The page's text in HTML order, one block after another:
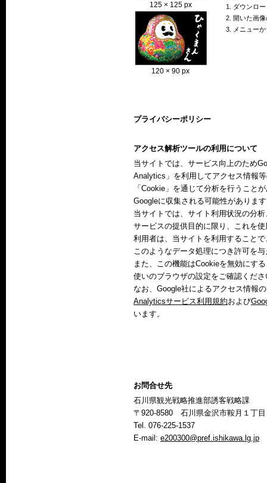
125 × 125 px
120 × 90 px
1. ダウンロ
2. 開いた画
3. メニュー
プライバシーポリシー
アクセス解析ツールの利用について
当サイトでは、サービス向上のため
Analytics」を利用してアクセス情報
「Cookie」を通じて分析を行うこと
Googleに収集される可能性がありま
当サイトでは、サイト利用状況の分
サービスの提供目的に限り、これを
利用者は、当サイトを利用すること
このようなデータ処理につき許可を
また、この機能はCookieを無効にす
使いのブラウザの設定をご確認くださ
なお、Google社によるアクセス情報
Analyticsサービス利用規約および
います。
お問合せ先
石川県観光戦略推進部誘客戦略課
〒920-8580 石川県金沢市鞍月１丁目
Tel. 076-225-1537
E-mail: e200300@pref.ishikawa.lg.jp